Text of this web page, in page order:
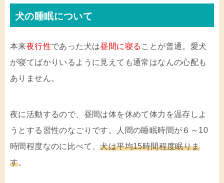
犬の睡眠について
本来夜行性であった犬は昼間に寝る ことが普通。愛犬
が寝てばかりいるように見えても通常はなんの心配も
ありません。
夜に活動するので、昼間は体を休めて体力を温存しよ
うとする習性のなごりです。人間の睡眠時間が６～10
時間程度なのに比べて、犬は平均15時間程度眠りま
す。